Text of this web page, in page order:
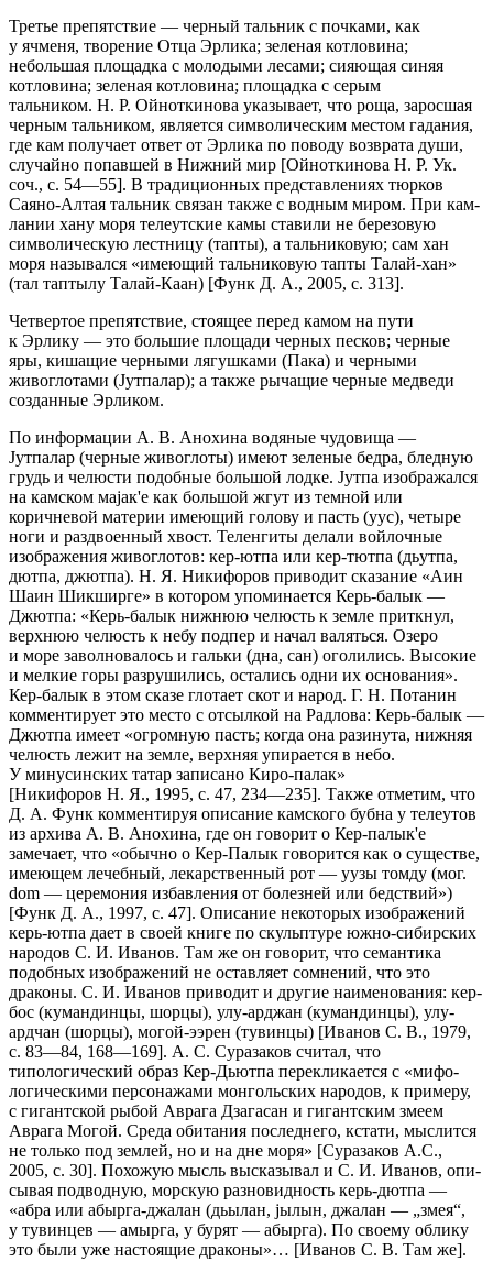
Третье препятствие — черный тальник с почками, как
у ячменя, творе­ние Отца Эрлика; зеленая котловина;
небольшая площадка с мо­лодыми лесами; сияющая синяя
котловина; зеленая котловина; площадка с серым
тальником. Н. Р. Ойноткинова указывает, что роща, заросшая
чер­ным таль­ником, является символическим местом гадания,
где кам полу­чает ответ от Эрлика по поводу возврата души,
случайно попавшей в Ниж­ний мир [Ойноткинова Н. Р. Ук.
соч., с. 54—55]. В традиционных представле­ниях тюрков
Саяно-Алтая тальник связан также с водным миром. При кам­
лании хану моря телеутские камы ставили не березовую
символическую лестницу (тапты), а тальниковую; сам хан
моря назывался «имеющий тальниковую тапты Талай-хан»
(тал таптылу Талай-Каан) [Функ Д. А., 2005, с. 313].
Четвертое препятствие, стоящее перед камом на пути
к Эрлику — это большие площади черных песков; черные
яры, кишащие черными лягуш­ками (Пака) и черными
живоглотами (Jутпалар); а также рычащие черные медведи
созданные Эрликом.
По информации А. В. Анохина водяные чудовища —
Jутпалар (черные живоглоты) имеют зеленые бедра, бледную
грудь и челюсти подобные большой лодке. Jутпа изображался
на камском маjак'е как боль­шой жгут из темной или
коричневой материи имеющий голову и пасть (уус), четыре
ноги и раздвоенный хвост. Теленгиты делали войлочные
изображения жи­воглотов: кер-ютпа или кер-тютпа (дьутпа,
дютпа, дж­ютпа). Н. Я. Никифо­ров приводит сказание «Аин
Шаин Шикширге» в кото­ром упоминается Керь-балык —
Джютпа: «Керь-балык нижнюю челюсть к земле приткнул,
верхнюю челюсть к небу подпер и начал валяться. Озеро
и море заволно­валось и гальки (дна, сан) оголились. Высокие
и мелкие горы разрушились, остались одни их основания».
Кер-балык в этом сказе глота­ет скот и народ. Г. Н. Потанин
комментирует это место с отсылкой на Рад­лова: Керь-балык —
Джютпа имеет «огромную пасть; когда она разинута, нижняя
челюсть лежит на земле, верхняя упирается в небо.
У минусинских татар записано Киро-палак»
[Никифоров Н. Я., 1995, с. 47, 234—235]. Также отметим, что
Д. А. Функ комментируя описание камского бубна у телеутов
из архива А. В. Анохина, где он говорит о Кер-палык'е
замечает, что «обыч­но о Кер-Палык говорится как о существе,
имеющем лечебный, лекар­ственный рот — уузы томду (мог.
dom — церемония избавления от болезней или бедствий»)
[Функ Д. А., 1997, с. 47]. Описание некоторых изображений
керь-ютпа дает в своей книге по скульптуре южно-сибирских
народов С. И. Иванов. Там же он говорит, что семантика
подобных изображений не оставляет сомнений, что это
драконы. С. И. Иванов приводит и другие наименования: кер-
бос (кумандинцы, шорцы), улу-арджан (кумандинцы), улу-
ардчан (шорцы), могой-ээрен (тувинцы) [Иванов С. В., 1979,
с. 83—84, 168—169]. А. С. Сураза­ков считал, что
типологический образ Кер-Дьютпа пе­рекликается с «мифо­
логическими персонажами монгольских народов, к примеру,
с гигантской рыбой Аврага Дзагасан и гигантским змеем
Аврага Могой. Среда обитания последнего, кстати, мыслится
не только под зем­лей, но и на дне моря» [Су­разаков А.С.,
2005, с. 30]. Похожую мысль высказывал и С. И. Иванов, опи­
сывая подводную, морскую разновидность керь-дютпа —
«абра или абырга-джалан (дьылан, jылын, джалан — „змея“,
у тувинцев — амырга, у бурят — абырга). По своему облику
это были уже на­стоящие драконы»… [Иванов С. В. Там же].